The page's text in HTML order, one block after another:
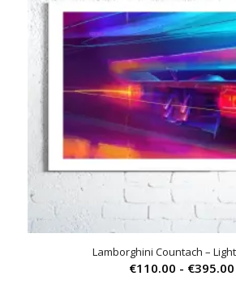
Lamborghini Countach –
€110.00 - €395.00